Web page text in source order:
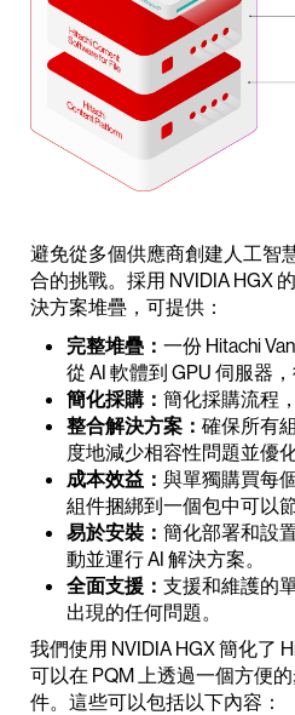
避免從多個供應商創建人工智
合的挑戰。採用 NVIDIA HGX
決方案堆疊，可提供：
完整堆疊： 一份 Hitachi
從 AI 軟體到 GPU 伺服器
簡化採購： 簡化採購流程
整合解決方案： 確保所有
度地減少相容性問題並優化
成本效益： 與單獨購買每
組件捆綁到一個包中可以
易於安裝： 簡化部署和設
動並運行 AI 解決方案。
全面支援： 支援和維護的
出現的任何問題。
我們使用 NVIDIA HGX 簡化了
可以在 PQM 上透過一個方便
件。這些可以包括以下內容：